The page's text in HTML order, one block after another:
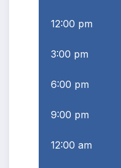
12:00 pm
3:00 pm
6:00 pm
9:00 pm
12:00 am